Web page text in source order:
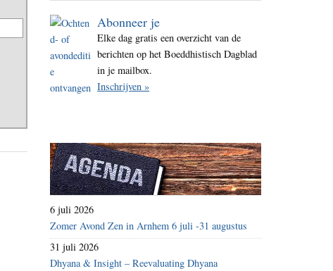
Abonneer je
Elke dag gratis een overzicht van de
berichten op het Boeddhistisch Dagblad
in je mailbox.
Inschrijven »
6 juli 2026
Zomer Avond Zen in Arnhem 6 juli -31 augustus
31 juli 2026
Dhyana & Insight – Reevaluating Dhyana